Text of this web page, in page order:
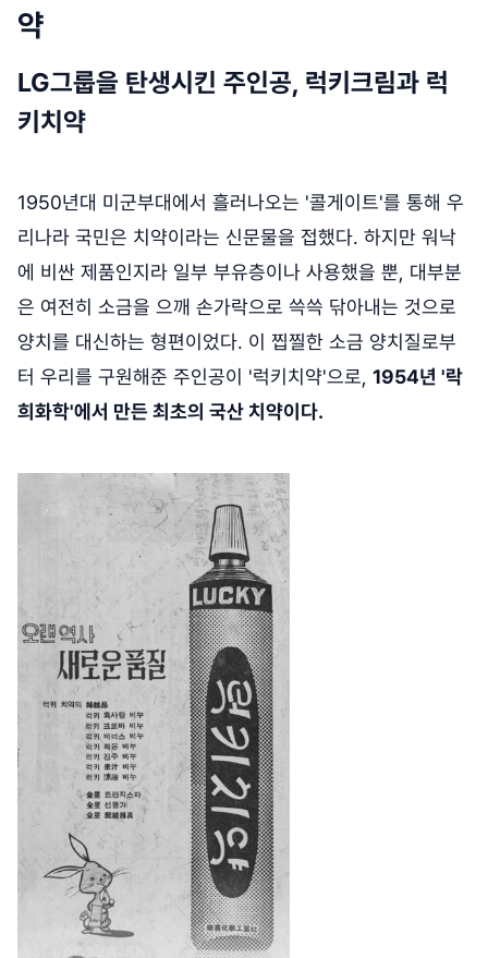
약
LG그룹을 탄생시킨 주인공, 럭키크림과 럭
키치약
1950년대 미군부대에서 흘러나오는 '콜게이트'를 통해 우
리나라 국민은 치약이라는 신문물을 접했다. 하지만 워낙
에 비싼 제품인지라 일부 부유층이나 사용했을 뿐, 대부분
은 여전히 소금을 으깨 손가락으로 쓱쓱 닦아내는 것으로
양치를 대신하는 형편이었다. 이 찝찔한 소금 양치질로부
터 우리를 구원해준 주인공이 '럭키치약'으로, 1954년 '락
희화학'에서 만든 최초의 국산 치약이다.